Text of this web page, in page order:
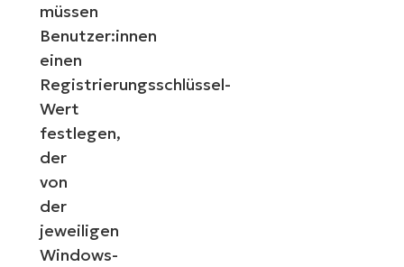
müssen
Benutzer:innen
einen
Registrierungsschlüssel-
Wert
festlegen,
der
von
der
jeweiligen
Windows-